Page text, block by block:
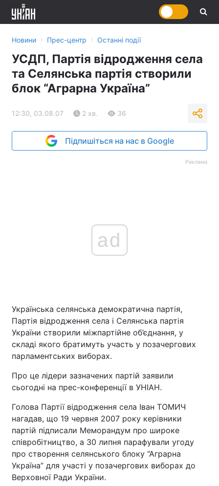
Головна
Новини › Прес-центр › Останні події
УСДП, Партія відродження села
та Селянська партія створили
блок “Аграрна Україна”
12:30, 03.08.07 2 хв. 36
Підпишіться на нас в Google
Реклама
ad
Українська селянська демократична партія,
Партія відродження села і Селянська партія
України створили міжпартійне об’єднання, у
складі якого братимуть участь у позачергових
парламентських виборах.
Про це лідери зазначених партій заявили
сьогодні на прес-конференції в УНІАН.
Голова Партії відродження села Іван ТОМИЧ
нагадав, що 19 червня 2007 року керівники
партій підписали Меморандум про широке
співробітництво, а 30 липня парафували угоду
про створення селянського блоку “Аграрна
Україна” для участі у позачергових виборах до
Верховної Ради України.